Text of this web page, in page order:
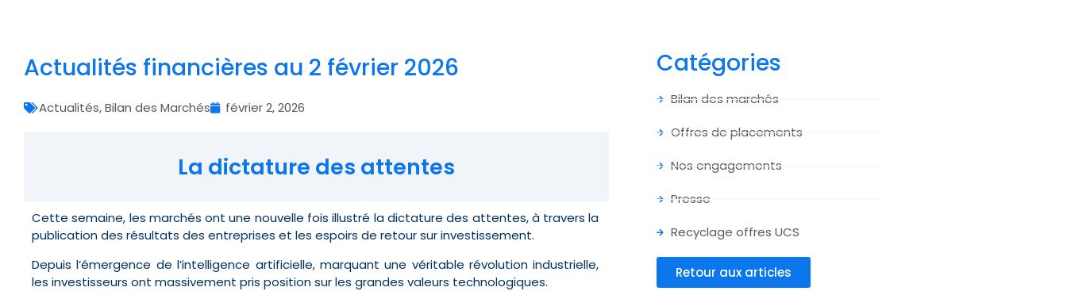
Actualités financières au 2 février 2026
Actualités,Bilan des Marchés février 2, 2026
La dictature des attentes
Cette semaine, les marchés ont une nouvelle fois illustré la dictature des attentes, à travers la
publication des résultats des entreprises et les espoirs de retour sur investissement.
Depuis l’émergence de l’intelligence artificielle, marquant une véritable révolution industrielle,
les investisseurs ont massivement pris position sur les grandes valeurs technologiques.
Catégories
Bilan des marchés
Offres de placements
Nos engagements
Presse
Recyclage offres UCS
Retour aux articles